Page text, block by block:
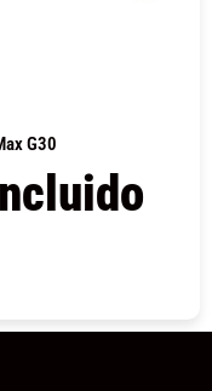
G30